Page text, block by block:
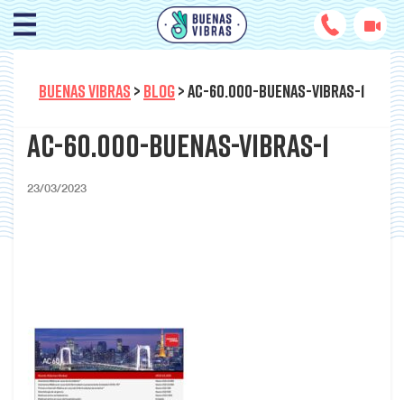
BUENAS VIBRAS > BLOG>AC-60.000-BUENAS-VIBRAS-1
Ac-60.000-Buenas-Vibras-1
23/03/2023